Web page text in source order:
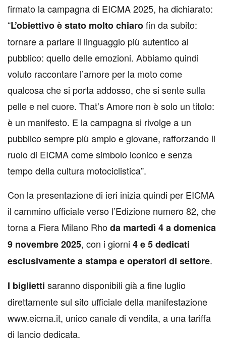
firmato la campagna di EICMA 2025, ha dichiarato:
“L’obiettivo è stato molto chiarofin da subito:
tornare a parlare il linguaggio più autentico al
pubblico: quello delle emozioni. Abbiamo quindi
voluto raccontare l’amore per la moto come
qualcosa che si porta addosso, che si sente sulla
pelle e nel cuore. That’s Amore non è solo un titolo:
è un manifesto. E la campagna si rivolge a un
pubblico sempre più ampio e giovane, rafforzando il
ruolo di EICMA come simbolo iconico e senza
tempo della cultura motociclistica”.
Con la presentazione di ieri inizia quindi per EICMA
il cammino ufficiale verso l’Edizione numero 82, che
torna a Fiera Milano Rhoda martedì 4 a domenica
9 novembre 2025, con i giorni 4 e 5 dedicati
esclusivamente a stampa e operatori di settore.
I biglietti saranno disponibili già a fine luglio
direttamente sul sito ufficiale della manifestazione
www.eicma.it, unico canale di vendita, a una tariffa
di lancio dedicata.